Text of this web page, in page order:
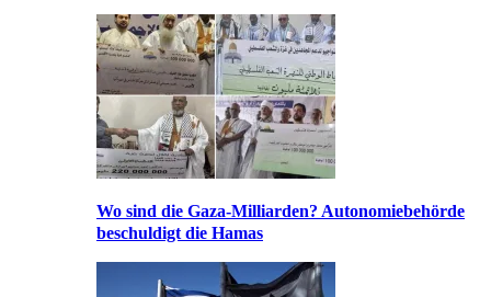
Wo sind die Gaza-Milliarden? Autonomiebehörde
beschuldigt die Hamas